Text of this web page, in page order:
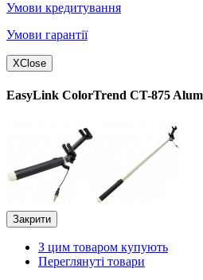
Умови кредитування
Умови гарантії
XClose
EasyLink ColorTrend CT-875
Закрити
З цим товаром купують
Переглянуті товари